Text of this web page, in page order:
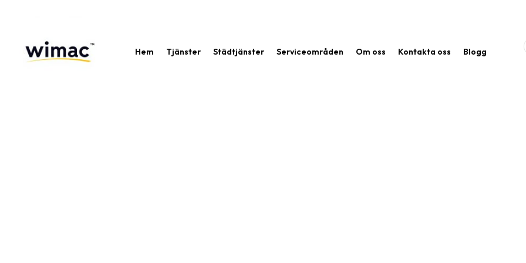
Hem Tjänster Städtjänster Serviceområden Om oss Kontakta oss Blogg